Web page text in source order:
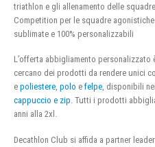
triathlon e gli allenamento delle
Competition per le squadre
sublimate e 100% personalizzabili
L’offerta abbigliamento
cercano dei prodotti da rendere unici
e poliestere, polo e felpe, disponibili
cappuccio e zip. Tutti i prodotti
anni alla 2xl.
Decathlon Club si affida a partner